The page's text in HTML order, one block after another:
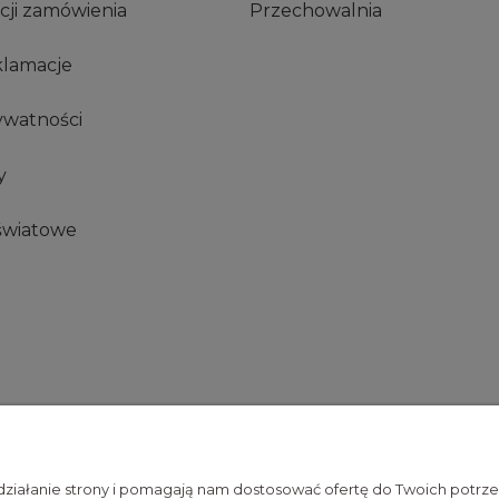
zamówienia Przechowalnia
strony i pomagają nam dostosować ofertę do Twoich